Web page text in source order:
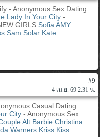
- Anonymous Sex Dating
Lady In Your City-
GIRLS Sofia AMY
Sam Solar Kate
#9
4 เม.ย. 69 2:31 น.
Casual Dating
City- Anonymous Sex
Alt Barbie Christina
Warners Kriss Kiss